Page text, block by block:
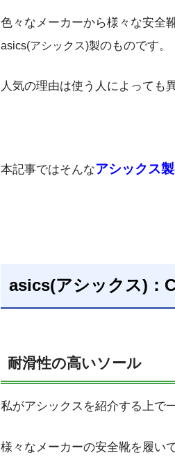
色々なメーカーから様々な安全
asics(アシックス)製のものです。
人気の理由は使う人によっても
本記事ではそんなアシックス
asics(アシックス)：
耐滑性の高いソール
私がアシックスを紹介する上で
様々なメーカーの安全靴を履い